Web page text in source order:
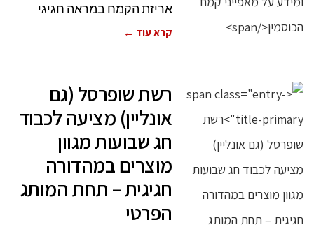
אריזת הקמח במראה חגיגי
קרא עוד ←
רשת שופרסל (גם
אונליין) מציעה לכבוד
חג שבועות מגוון
מוצרים במהדורה
חגיגית – תחת המותג
הפרטי